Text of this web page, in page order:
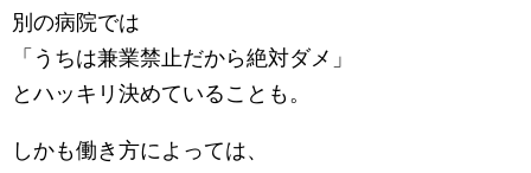
別の病院では
「うちは兼業禁止だから絶対ダメ」
とハッキリ決めていることも。
しかも働き方によっては、